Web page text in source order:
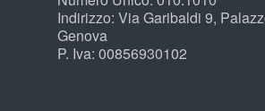
Indirizzo: Via Garibaldi 9,
Genova
P. Iva: 00856930102